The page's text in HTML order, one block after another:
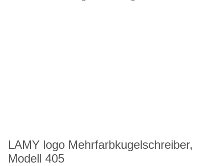
LAMY logo Mehrfarbkugelschreiber,
Modell 405